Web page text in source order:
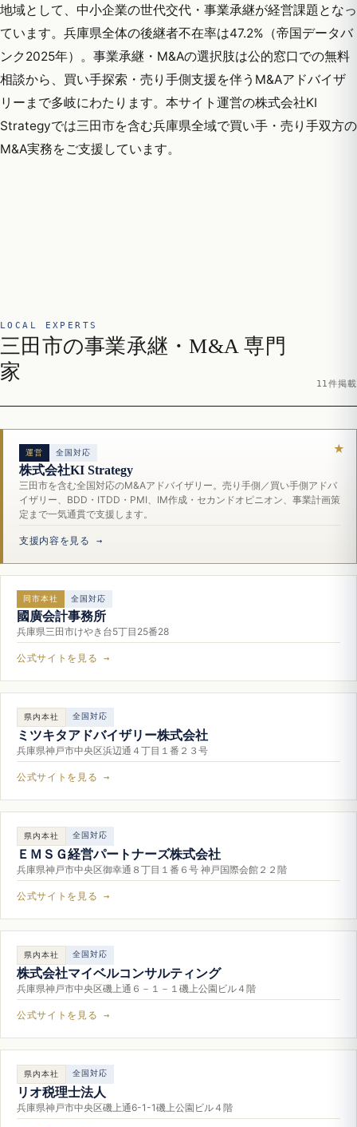
地域として、中小企業の世代交代・事業承継が経営課題となっ
ています。兵庫県全体の後継者不在率は47.2%（帝国データバ
ンク2025年）。事業承継・M&Aの選択肢は公的窓口での無料
相談から、買い手探索・売り手側支援を伴うM&Aアドバイザ
リーまで多岐にわたります。本サイト運営の株式会社KI
Strategyでは三田市を含む兵庫県全域で買い手・売り手双方の
M&A実務をご支援しています。
LOCAL EXPERTS
三田市の事業承継・M&A 専門
家
11件掲載
運営 全国対応
株式会社KI Strategy
三田市を含む全国対応のM&Aアドバイザリー。売り手側／買い手側アドバ
イザリー、BDD・ITDD・PMI、IM作成・セカンドオピニオン、事業計画策
定まで一気通貫で支援します。
支援内容を見る →
同市本社 全国対応
國廣会計事務所
兵庫県三田市けやき台5丁目25番28
公式サイトを見る →
県内本社 全国対応
ミツキタアドバイザリー株式会社
兵庫県神戸市中央区浜辺通４丁目１番２３号
公式サイトを見る →
県内本社 全国対応
ＥＭＳＧ経営パートナーズ株式会社
兵庫県神戸市中央区御幸通８丁目１番６号 神戸国際会館２２階
公式サイトを見る →
県内本社 全国対応
株式会社マイベルコンサルティング
兵庫県神戸市中央区磯上通６－１－１磯上公園ビル４階
公式サイトを見る →
県内本社 全国対応
リオ税理士法人
兵庫県神戸市中央区磯上通6-1-1磯上公園ビル４階